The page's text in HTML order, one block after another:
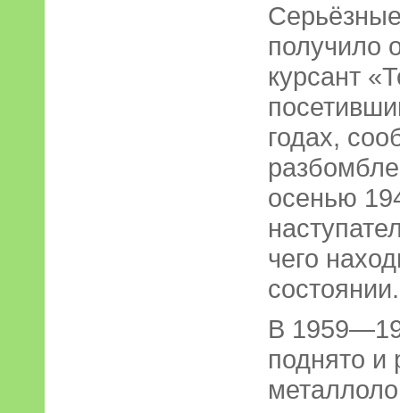
получило
курсант
годах,
осенью
чего
состоянии.
В
поднято и